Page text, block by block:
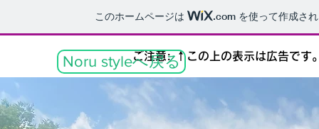
このホームページは .com を使って作成さ
Noru styleへ戻るご注意: ↑この上の表示は広告です